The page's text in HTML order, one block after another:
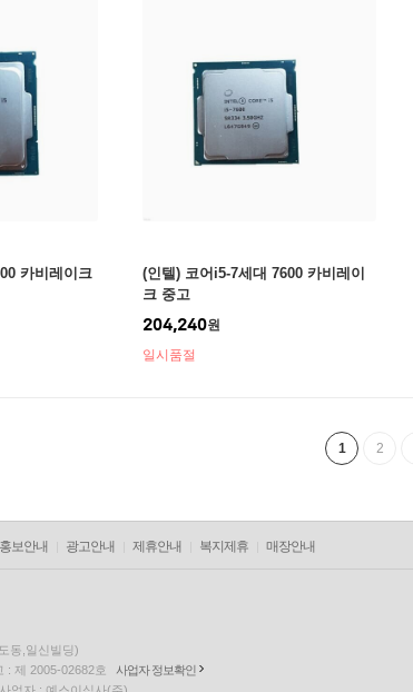
카비레이크
(인텔) 코어i5-7세대 7600 카비레이
크 중고
204,240원
일시품절
1 2
보안내 광고안내 제휴안내 복지제휴 매장안내
동,일신빌딩)
: 제 2005-02682호
사업자 정보확인